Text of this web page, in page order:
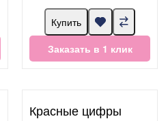
Купить
Заказать в 1 клик
Красные цифры